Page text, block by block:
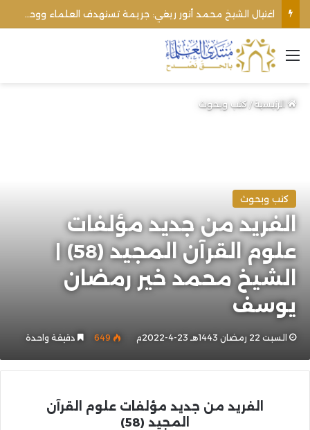
القائمة
الرئيسية/كتب وبحوث
كتب وبحوث
الفريد من جديد مؤلفات
علوم القرآن المجيد (58) |
الشيخ محمد خير رمضان
يوسف
السبت 22 رمضان 1443هـ 23-4-2022م 649 دقيقة واحدة
الفريد من جديد مؤلفات علوم القرآن
المجيد (58)